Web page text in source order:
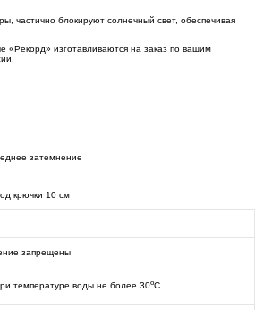
частично блокируют солнечный свет, обеспечивая
«Рекорд» изготавливаются на заказ по вашим
затемнение
крючки 10 см
запрещены
температуре воды не более 30oC